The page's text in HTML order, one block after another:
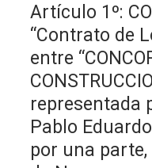
Artículo 1º:
“Contrato de
entre
representada
Pablo Eduardo
por una